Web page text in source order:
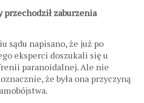
zaburzenia
sądu napisano, że już po
eksperci doszukali się u
paranoidalnej. Ale nie
że była ona przyczyną